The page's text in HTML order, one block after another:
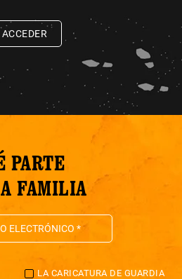
ACCEDER
PARTE
FAMILIA
LA CARICATURA DE GUARDIA